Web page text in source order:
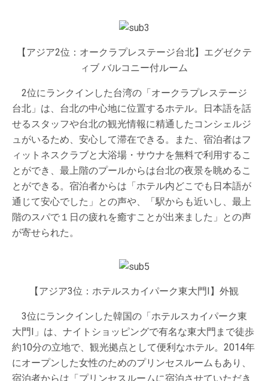
【アジア2位：オークラプレステージ台北】エグゼクテ
ィブ バルコニー付ルーム
2位にランクインした台湾の「オークラプレステージ
台北」は、台北の中心地に位置するホテル。日本語を話
せるスタッフや台北の観光情報に精通したコンシェルジ
ュがいるため、安心して滞在できる。また、宿泊者はフ
ィットネスクラブと大浴場・サウナを無料で利用するこ
とができ、最上階のプールからは台北の夜景を眺めるこ
とができる。宿泊者からは「ホテル内どこでも日本語が
通じて安心でした」との声や、「駅からも近いし、最上
階のスパで１日の疲れを癒すことが出来ました」との声
が寄せられた。
【アジア3位：ホテルスカイパーク東大門I】外観
3位にランクインした韓国の「ホテルスカイパーク東
大門I」は、ナイトショッピングで有名な東大門まで徒歩
約10分の立地で、観光拠点として便利なホテル。2014年
にオープンした女性のためのプリンセスルームもあり、
宿泊者からは「プリンセスルームに宿泊させていただき